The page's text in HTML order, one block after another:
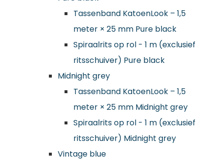
Tassenband KatoenLook – 1,5
meter × 25 mm Pure black
Spiraalrits op rol - 1 m (exclusief
ritsschuiver) Pure black
Midnight grey
Tassenband KatoenLook – 1,5
meter × 25 mm Midnight grey
Spiraalrits op rol - 1 m (exclusief
ritsschuiver) Midnight grey
Vintage blue